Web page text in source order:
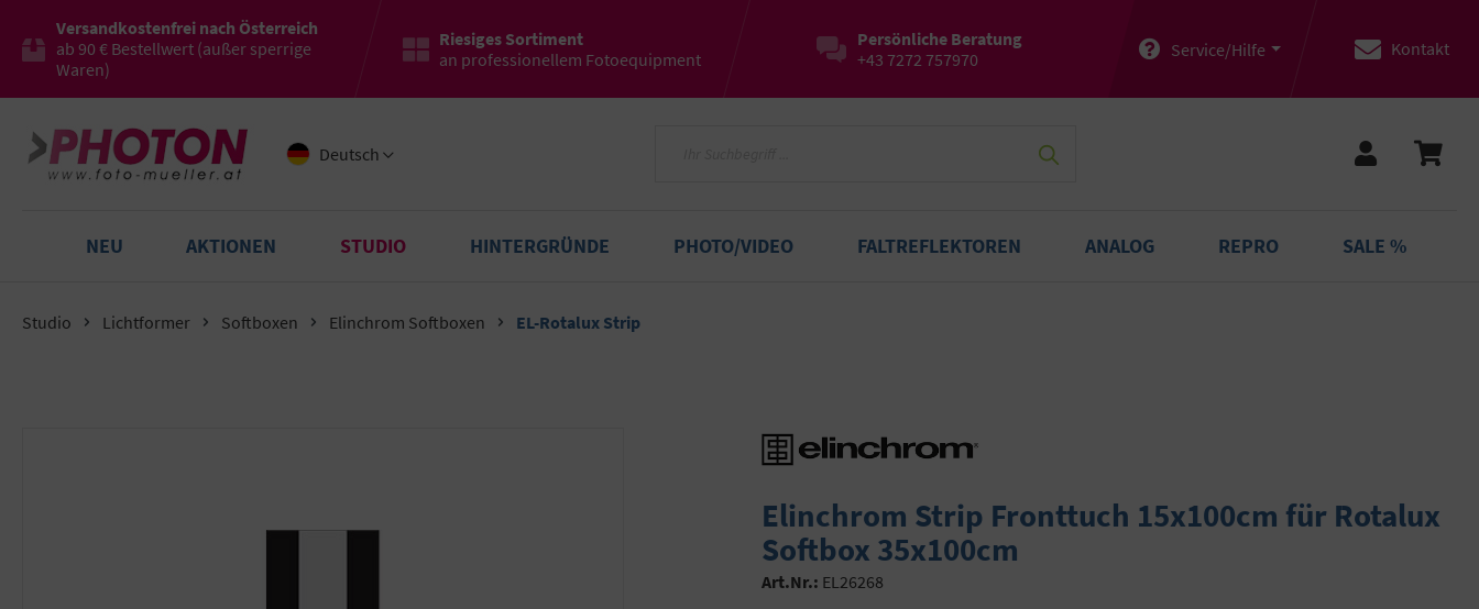
Versandkostenfrei nach Österreich
ab 90 € Bestellwert (außer sperrige
Waren)
Riesiges Sortiment
an professionellem Fotoequipment
Persönliche Beratung
+43 7272 757970
Service/Hilfe Kontakt
Deutsch
NEU AKTIONEN STUDIO HINTERGRÜNDE PHOTO/VIDEO FALTREFLEKTOREN ANALOG REPRO SALE %
Studio Lichtformer Softboxen Elinchrom Softboxen EL-Rotalux Strip
Elinchrom Strip Fronttuch 15x100cm für Rotalux
Softbox 35x100cm
Art.Nr.: EL26268